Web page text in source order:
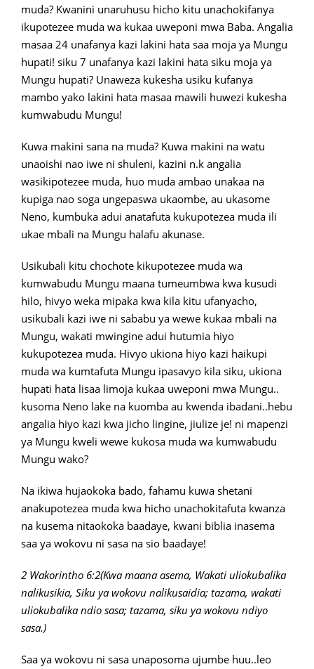
muda? Kwanini unaruhusu hicho kitu unachokifanya
ikupotezee muda wa kukaa uweponi mwa Baba. Angalia
masaa 24 unafanya kazi lakini hata saa moja ya Mungu
hupati! siku 7 unafanya kazi lakini hata siku moja ya
Mungu hupati? Unaweza kukesha usiku kufanya
mambo yako lakini hata masaa mawili huwezi kukesha
kumwabudu Mungu!
Kuwa makini sana na muda? Kuwa makini na watu
unaoishi nao iwe ni shuleni, kazini n.k angalia
wasikipotezee muda, huo muda ambao unakaa na
kupiga nao soga ungepaswa ukaombe, au ukasome
Neno, kumbuka adui anatafuta kukupotezea muda ili
ukae mbali na Mungu halafu akunase.
Usikubali kitu chochote kikupotezee muda wa
kumwabudu Mungu maana tumeumbwa kwa kusudi
hilo, hivyo weka mipaka kwa kila kitu ufanyacho,
usikubali kazi iwe ni sababu ya wewe kukaa mbali na
Mungu, wakati mwingine adui hutumia hiyo
kukupotezea muda. Hivyo ukiona hiyo kazi haikupi
muda wa kumtafuta Mungu ipasavyo kila siku, ukiona
hupati hata lisaa limoja kukaa uweponi mwa Mungu..
kusoma Neno lake na kuomba au kwenda ibadani..hebu
angalia hiyo kazi kwa jicho lingine, jiulize je! ni mapenzi
ya Mungu kweli wewe kukosa muda wa kumwabudu
Mungu wako?
Na ikiwa hujaokoka bado, fahamu kuwa shetani
anakupotezea muda kwa hicho unachokitafuta kwanza
na kusema nitaokoka baadaye, kwani biblia inasema
saa ya wokovu ni sasa na sio baadaye!
2 Wakorintho 6:2(Kwa maana asema, Wakati uliokubalika
nalikusikia, Siku ya wokovu nalikusaidia; tazama, wakati
uliokubalika ndio sasa; tazama, siku ya wokovu ndiyo
sasa.)
Saa ya wokovu ni sasa unaposoma ujumbe huu..leo